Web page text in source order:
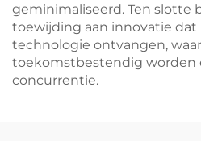
geminimaliseerd. Ten slotte
toewijding aan innovatie
technologie ontvangen,
toekomstbestendig worden
concurrentie.